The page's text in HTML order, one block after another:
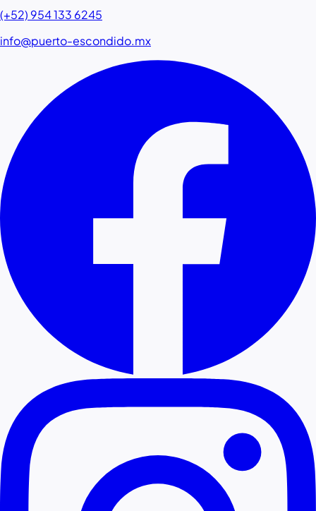
(+52) 954 133 6245
info@puerto-escondido.mx